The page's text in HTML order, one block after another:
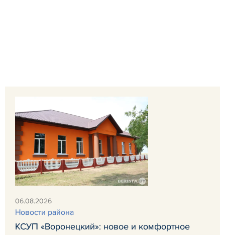
06.08.2026
Новости района
КСУП «Воронецкий»: новое и комфортное